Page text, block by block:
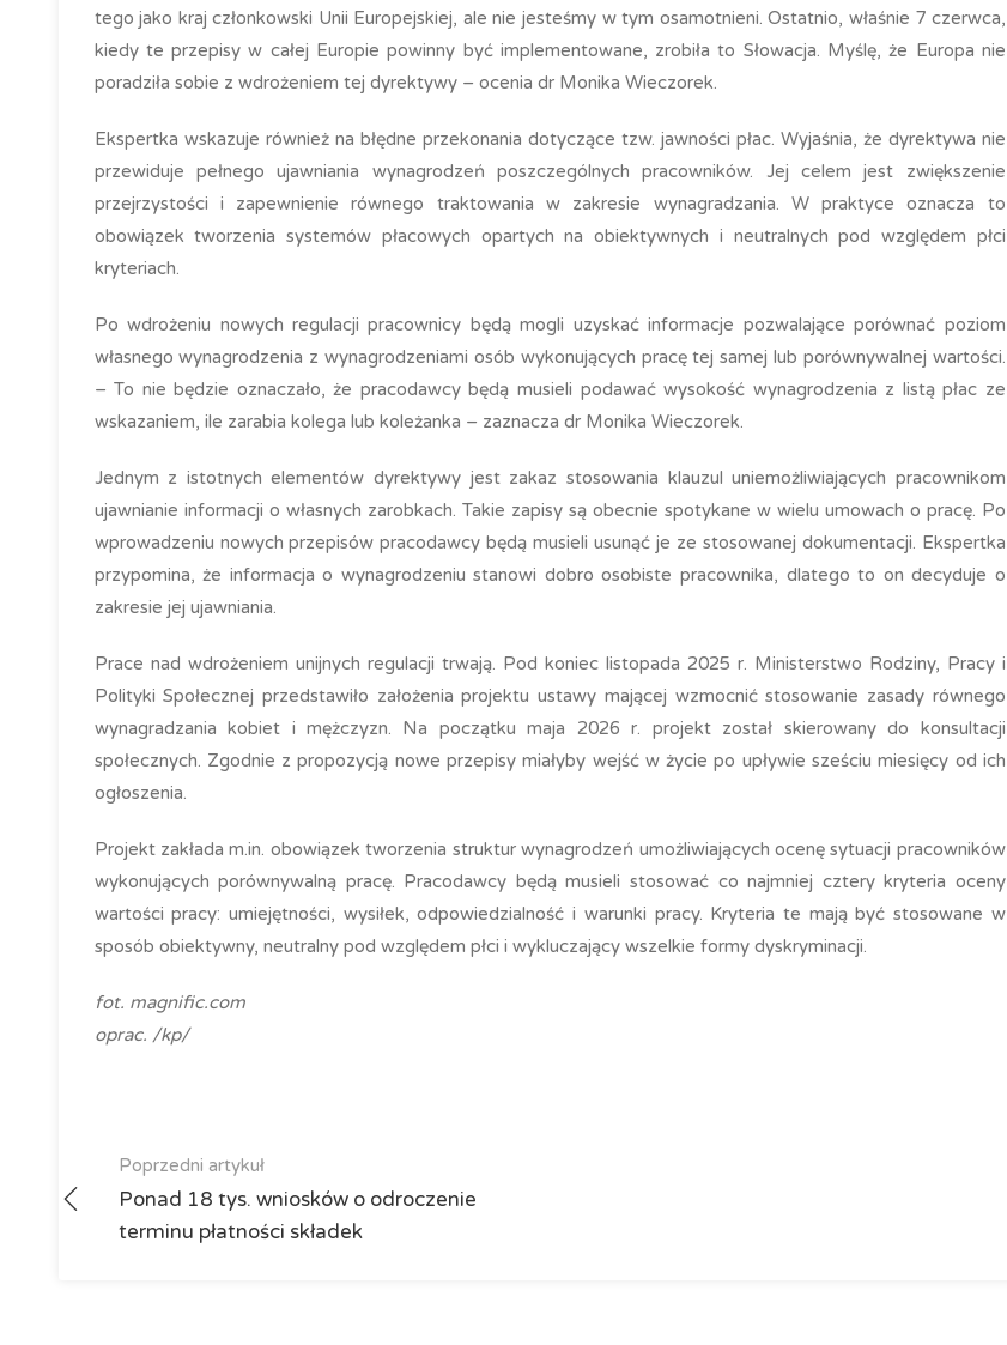
tego jako kraj członkowski Unii Europejskiej, ale nie jesteśmy w tym osamotnieni. Ostatnio, właśnie 7 czerwca,
kiedy te przepisy w całej Europie powinny być implementowane, zrobiła to Słowacja. Myślę, że Europa nie
poradziła sobie z wdrożeniem tej dyrektywy – ocenia dr Monika Wieczorek.
Ekspertka wskazuje również na błędne przekonania dotyczące tzw. jawności płac. Wyjaśnia, że dyrektywa nie
przewiduje pełnego ujawniania wynagrodzeń poszczególnych pracowników. Jej celem jest zwiększenie
przejrzystości i zapewnienie równego traktowania w zakresie wynagradzania. W praktyce oznacza to
obowiązek tworzenia systemów płacowych opartych na obiektywnych i neutralnych pod względem płci
kryteriach.
Po wdrożeniu nowych regulacji pracownicy będą mogli uzyskać informacje pozwalające porównać poziom
własnego wynagrodzenia z wynagrodzeniami osób wykonujących pracę tej samej lub porównywalnej wartości.
– To nie będzie oznaczało, że pracodawcy będą musieli podawać wysokość wynagrodzenia z listą płac ze
wskazaniem, ile zarabia kolega lub koleżanka – zaznacza dr Monika Wieczorek.
Jednym z istotnych elementów dyrektywy jest zakaz stosowania klauzul uniemożliwiających pracownikom
ujawnianie informacji o własnych zarobkach. Takie zapisy są obecnie spotykane w wielu umowach o pracę. Po
wprowadzeniu nowych przepisów pracodawcy będą musieli usunąć je ze stosowanej dokumentacji. Ekspertka
przypomina, że informacja o wynagrodzeniu stanowi dobro osobiste pracownika, dlatego to on decyduje o
zakresie jej ujawniania.
Prace nad wdrożeniem unijnych regulacji trwają. Pod koniec listopada 2025 r. Ministerstwo Rodziny, Pracy i
Polityki Społecznej przedstawiło założenia projektu ustawy mającej wzmocnić stosowanie zasady równego
wynagradzania kobiet i mężczyzn. Na początku maja 2026 r. projekt został skierowany do konsultacji
społecznych. Zgodnie z propozycją nowe przepisy miałyby wejść w życie po upływie sześciu miesięcy od ich
ogłoszenia.
Projekt zakłada m.in. obowiązek tworzenia struktur wynagrodzeń umożliwiających ocenę sytuacji pracowników
wykonujących porównywalną pracę. Pracodawcy będą musieli stosować co najmniej cztery kryteria oceny
wartości pracy: umiejętności, wysiłek, odpowiedzialność i warunki pracy. Kryteria te mają być stosowane w
sposób obiektywny, neutralny pod względem płci i wykluczający wszelkie formy dyskryminacji.
fot. magnific.com
oprac. /kp/
Poprzedni artykuł
Ponad 18 tys. wniosków o odroczenie
terminu płatności składek